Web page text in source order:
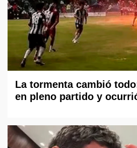
La tormenta cambió
en pleno partido y